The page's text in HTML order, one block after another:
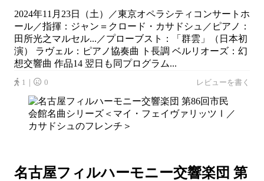
2024年11月23日（土）／東京オペラシティコンサートホ
ール／指揮：ジャン＝クロード・カサドシュ／ピアノ：
田所光之マルセル...／プローブスト：「群雲」（日本初
演） ラヴェル：ピアノ協奏曲 ト長調 ベルリオーズ：幻
想交響曲 作品14 翌日も同プログラム...
1｜ 0 レビューを書く
名古屋フィルハーモニー交響楽団 第